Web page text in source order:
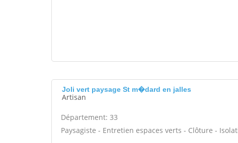
Joli vert paysage St m�dard en jalles
Artisan
Département: 33
Paysagiste - Entretien espaces verts - Clôture -